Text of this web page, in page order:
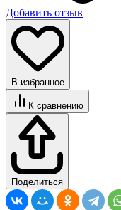
Добавить отзыв
В избранное
К сравнению
Поделиться